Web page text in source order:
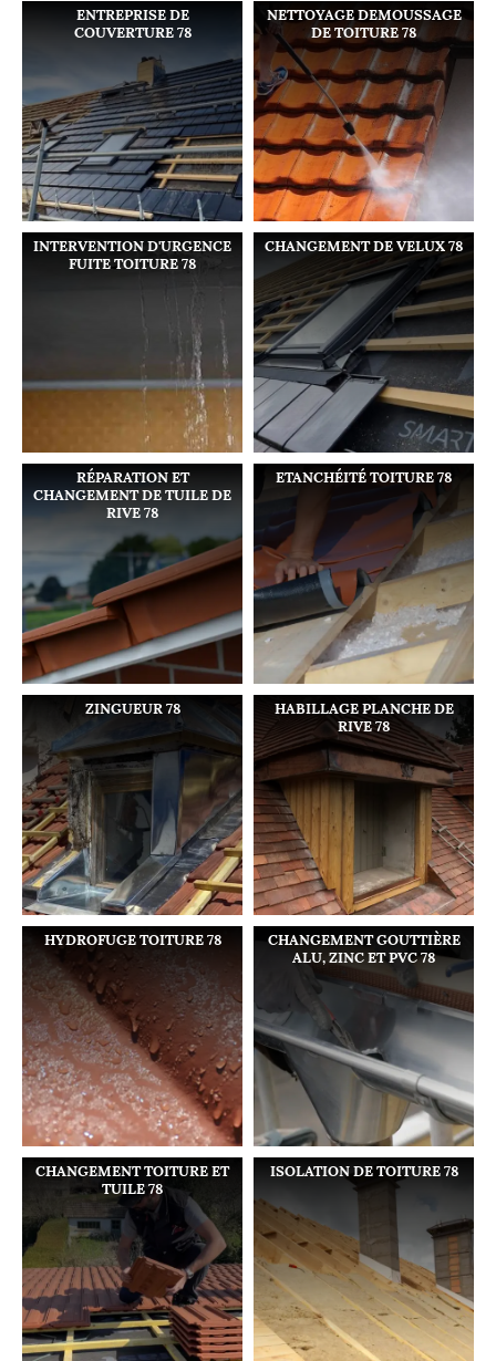
ENTREPRISE DE
COUVERTURE 78
NETTOYAGE DEMOUSSAGE
DE TOITURE 78
INTERVENTION D'URGENCE
FUITE TOITURE 78
CHANGEMENT DE VELUX 78
RÉPARATION ET
CHANGEMENT DE TUILE DE
RIVE 78
ETANCHÉITÉ TOITURE 78
ZINGUEUR 78
HABILLAGE PLANCHE DE
RIVE 78
HYDROFUGE TOITURE 78
CHANGEMENT GOUTTIÈRE
ALU, ZINC ET PVC 78
CHANGEMENT TOITURE ET
TUILE 78
ISOLATION DE TOITURE 78